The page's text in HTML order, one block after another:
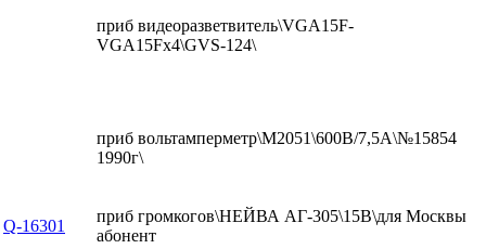
приб видеоразветвитель\VGA15F-
VGA15Fx4\GVS-124\
приб вольтамперметр\М2051\600В/7,5А\№15854
1990г\
Q-16301
приб громкогов\НЕЙВА АГ-305\15В\для Москвы
абонент